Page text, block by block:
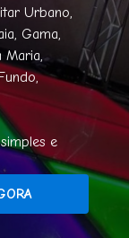
Urbano,
Gama,
Maria,
e